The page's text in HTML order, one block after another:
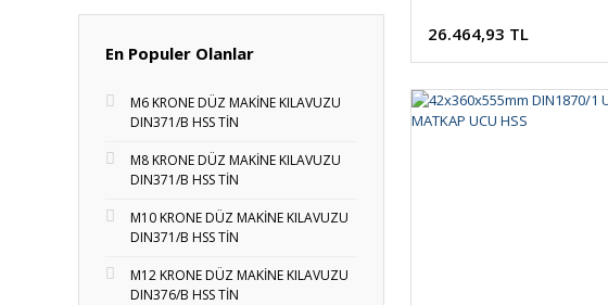
En Populer Olanlar
M6 KRONE DÜZ MAKİNE KILAVUZU
DIN371/B HSS TİN
M8 KRONE DÜZ MAKİNE KILAVUZU
DIN371/B HSS TİN
M10 KRONE DÜZ MAKİNE KILAVUZU
DIN371/B HSS TİN
M12 KRONE DÜZ MAKİNE KILAVUZU
DIN376/B HSS TİN
26.464,93 TL